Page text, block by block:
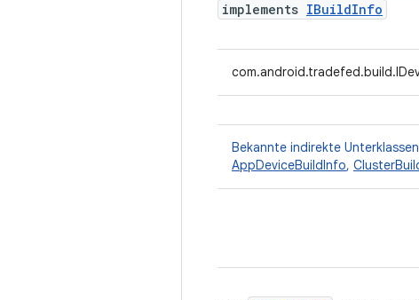
implements IBuildInfo
Bekannte indirekte Unterklassen
AppDeviceBuildInfo,